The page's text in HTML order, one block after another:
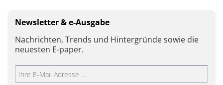
Newsletter & e-Ausgabe
Nachrichten, Trends und Hintergründe sowie die
neuesten E-paper.